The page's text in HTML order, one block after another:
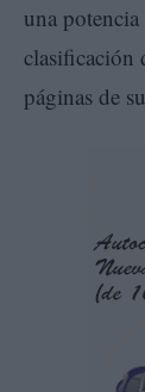
una
clasificación
páginas de